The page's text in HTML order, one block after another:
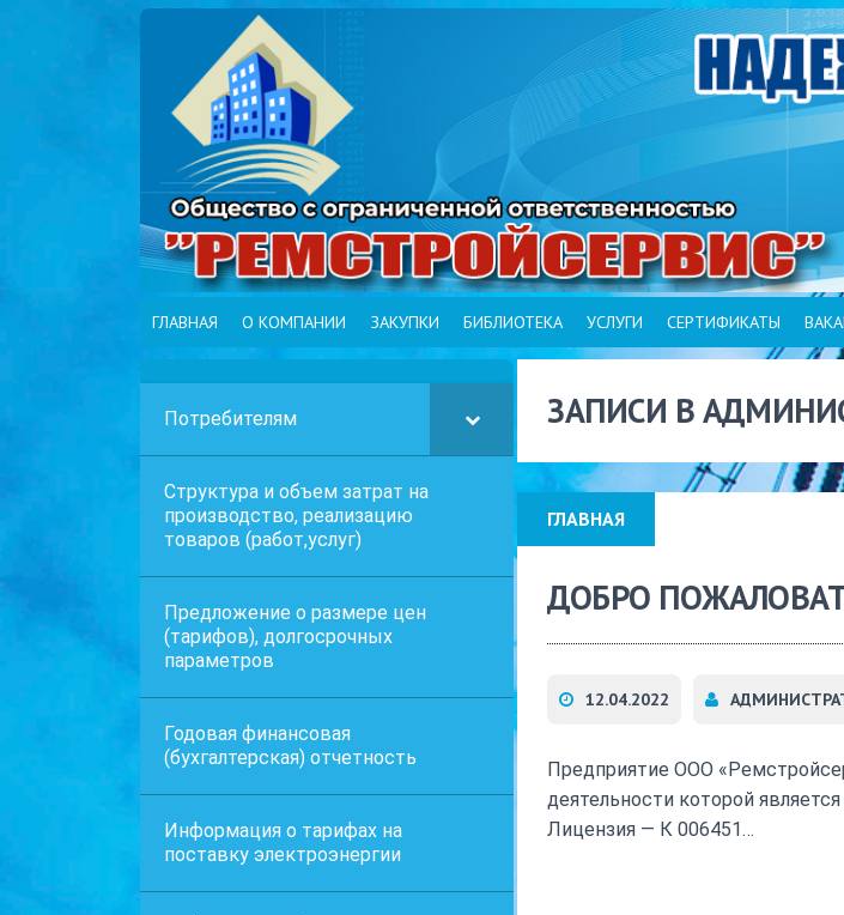
ГЛАВНАЯ О КОМПАНИИ ЗАКУПКИ БИБЛИОТЕКА УСЛУГИ СЕРТИФИКАТЫ
ЗАПИСИ В
ГЛАВНАЯ
ДОБРО
12.04.2022
Предприятие ООО
деятельности которой
Лицензия — К 006451…
Потребителям
Структура и объем затрат на
производство, реализацию
товаров (работ,услуг)
Предложение о размере цен
(тарифов), долгосрочных
параметров
Годовая финансовая
(бухгалтерская) отчетность
Информация о тарифах на
поставку электроэнергии